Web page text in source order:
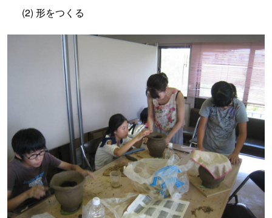
(2) 形をつくる